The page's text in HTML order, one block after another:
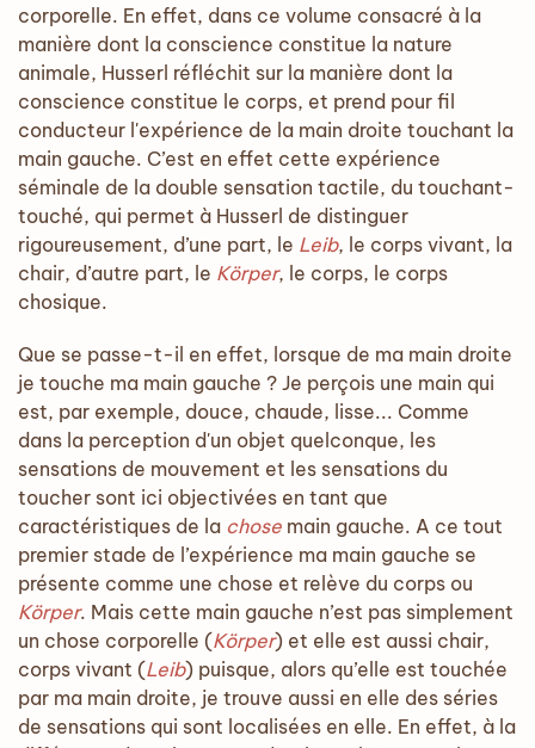
corporelle. En effet, dans ce volume consacré à la
manière dont la conscience constitue la nature
animale, Husserl réfléchit sur la manière dont la
conscience constitue le corps, et prend pour fil
conducteur l'expérience de la main droite touchant la
main gauche. C’est en effet cette expérience
séminale de la double sensation tactile, du touchant-
touché, qui permet à Husserl de distinguer
rigoureusement, d’une part, le Leib, le corps vivant, la
chair, d’autre part, le Körper, le corps, le corps
chosique.
Que se passe-t-il en effet, lorsque de ma main droite
je touche ma main gauche ? Je perçois une main qui
est, par exemple, douce, chaude, lisse... Comme
dans la perception d'un objet quelconque, les
sensations de mouvement et les sensations du
toucher sont ici objectivées en tant que
caractéristiques de la chose main gauche. A ce tout
premier stade de l’expérience ma main gauche se
présente comme une chose et relève du corps ou
Körper. Mais cette main gauche n’est pas simplement
un chose corporelle (Körper) et elle est aussi chair,
corps vivant (Leib) puisque, alors qu’elle est touchée
par ma main droite, je trouve aussi en elle des séries
de sensations qui sont localisées en elle. En effet, à la